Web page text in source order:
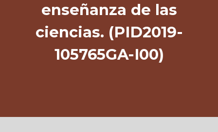
enseñanza de las
ciencias. (PID2019-
105765GA-I00)